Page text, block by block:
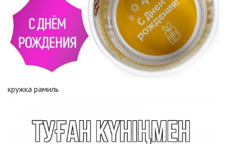
кружка рамиль